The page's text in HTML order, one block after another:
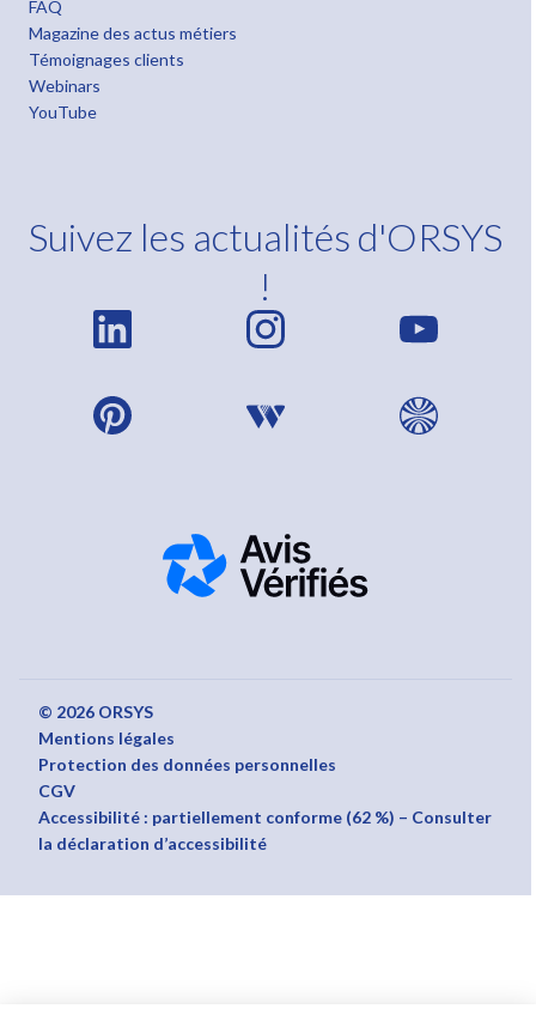
FAQ
Magazine des actus métiers
Témoignages clients
Webinars
YouTube
Suivez les actualités d'ORSYS
!
© 2026 ORSYS
Mentions légales
Protection des données personnelles
CGV
Accessibilité : partiellement conforme (62 %) – Consulter
la déclaration d’accessibilité